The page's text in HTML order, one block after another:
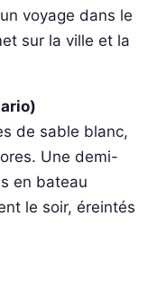
voyage dans le
sur la ville et la
de sable blanc,
Une demi-
en bateau
le soir, éreintés